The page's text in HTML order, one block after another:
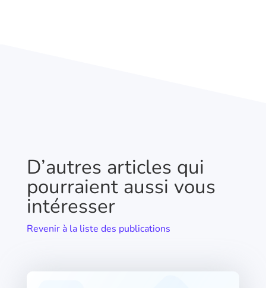
D’autres articles qui
pourraient aussi vous
intéresser
Revenir à la liste des publications